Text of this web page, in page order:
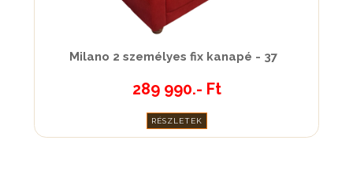
Milano 2 személyes fix kanapé - 37
289 990.- Ft
RÉSZLETEK